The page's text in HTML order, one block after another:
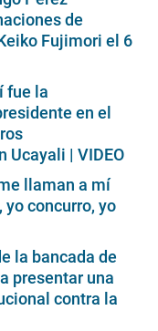
de
Fujimori el 6
fue la
en el
Ucayali | VIDEO
llaman a mí
concurro, yo
la bancada de
presentar una
contra la